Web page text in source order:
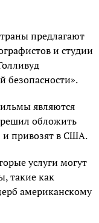
предлагают
и студии
безопасности».
являются
обложить
привозят в США.
услуги могут
такие как
американскому